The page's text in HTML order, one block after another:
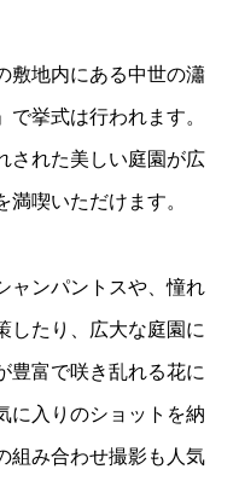
敷地内にある中世の瀟
挙式は行われます。
された美しい庭園が広
喫いただけます。
ャンパントスや、憧れ
したり、広大な庭園に
豊富で咲き乱れる花に
に入りのショットを納
組み合わせ撮影も人気